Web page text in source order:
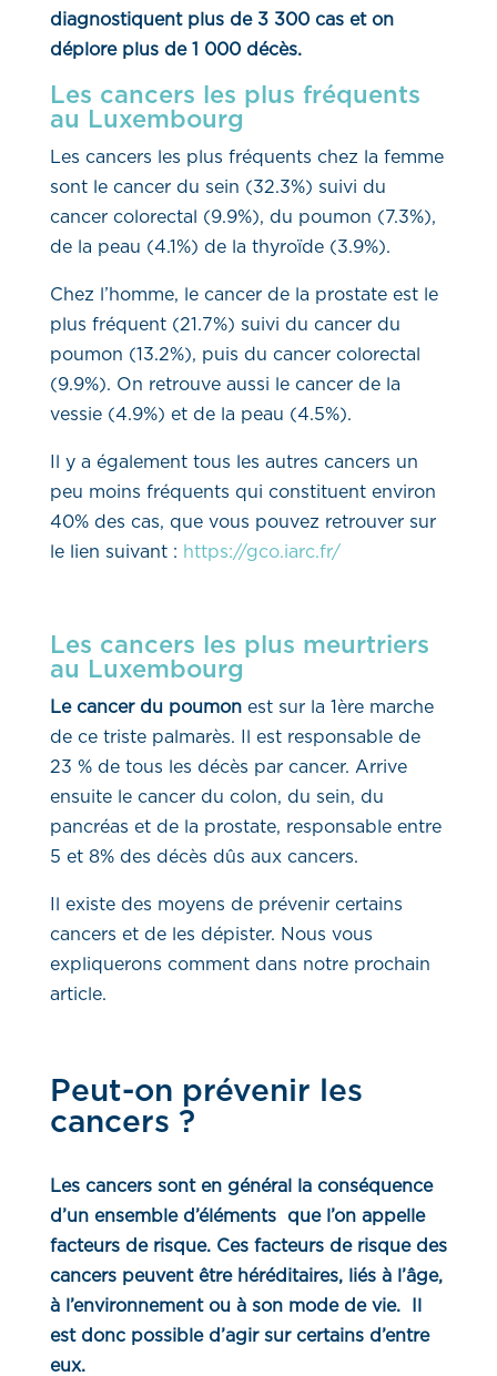
diagnostiquent plus de 3 300 cas et on
déplore plus de 1 000 décès.
Les cancers les plus fréquents
au Luxembourg
Les cancers les plus fréquents chez la femme
sont le cancer du sein (32.3%) suivi du
cancer colorectal (9.9%), du poumon (7.3%),
de la peau (4.1%) de la thyroïde (3.9%).
Chez l’homme, le cancer de la prostate est le
plus fréquent (21.7%) suivi du cancer du
poumon (13.2%), puis du cancer colorectal
(9.9%). On retrouve aussi le cancer de la
vessie (4.9%) et de la peau (4.5%).
Il y a également tous les autres cancers un
peu moins fréquents qui constituent environ
40% des cas, que vous pouvez retrouver sur
le lien suivant : https://gco.iarc.fr/
Les cancers les plus meurtriers
au Luxembourg
Le cancer du poumon est sur la 1ère marche
de ce triste palmarès. Il est responsable de
23 % de tous les décès par cancer. Arrive
ensuite le cancer du colon, du sein, du
pancréas et de la prostate, responsable entre
5 et 8% des décès dûs aux cancers.
Il existe des moyens de prévenir certains
cancers et de les dépister. Nous vous
expliquerons comment dans notre prochain
article.
Peut-on prévenir les
cancers ?
Les cancers sont en général la conséquence
d’un ensemble d’éléments que l’on appelle
facteurs de risque. Ces facteurs de risque des
cancers peuvent être héréditaires, liés à l’âge,
à l’environnement ou à son mode de vie. Il
est donc possible d’agir sur certains d’entre
eux.